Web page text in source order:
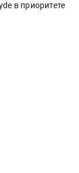
в приоритете